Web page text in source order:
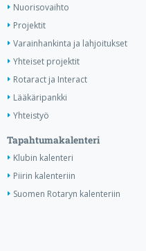
Nuorisovaihto
Projektit
Varainhankinta ja lahjoitukset
Yhteiset projektit
Rotaract ja Interact
Lääkäripankki
Yhteistyö
Tapahtumakalenteri
Klubin kalenteri
Piirin kalenteriin
Suomen Rotaryn kalenteriin